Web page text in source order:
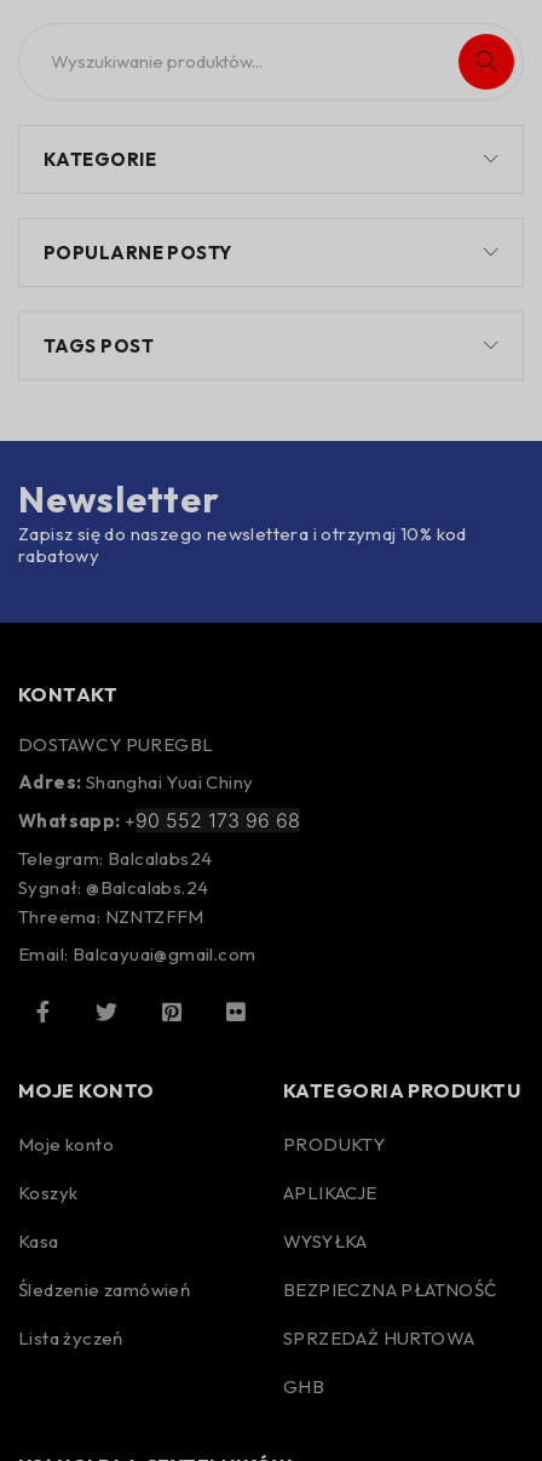
KATEGORIE
POPULARNE POSTY
TAGS POST
Newsletter
Zapisz się do naszego newslettera i otrzymaj 10% kod
rabatowy
KONTAKT
DOSTAWCY PUREGBL
Adres: Shanghai Yuai Chiny
Whatsapp: +90 552 173 96 68
Telegram: Balcalabs24
Sygnał: @Balcalabs.24
Threema: NZNTZFFM
Email: Balcayuai@gmail.com
MOJE KONTO
Moje konto
Koszyk
Kasa
Śledzenie zamówień
Lista życzeń
KATEGORIA PRODUKTU
PRODUKTY
APLIKACJE
WYSYŁKA
BEZPIECZNA PŁATNOŚĆ
SPRZEDAŻ HURTOWA
GHB